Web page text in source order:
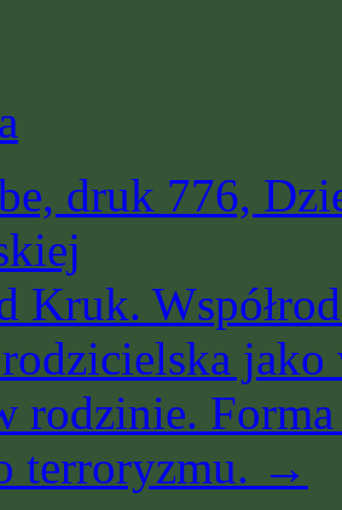
druk 776,
Kruk.
rodzinie.
terroryzmu. →